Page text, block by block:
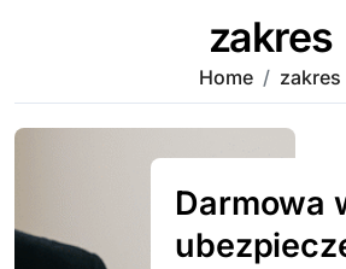
zakres
Home zakres
Darmowa